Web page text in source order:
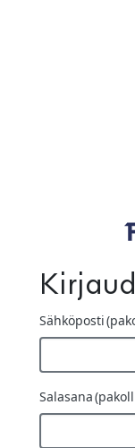
Sähköposti
Salasana